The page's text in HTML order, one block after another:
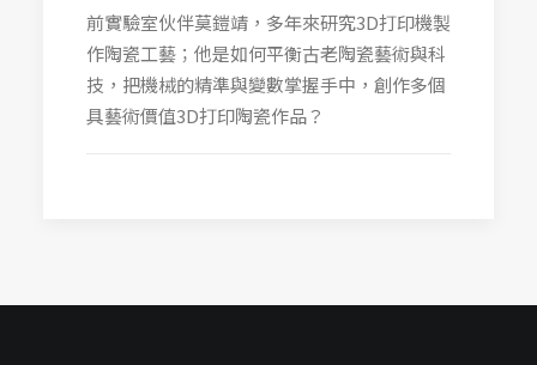
前實驗室伙伴莫鎧靖，多年來研究3D打印機製
作陶瓷工藝；他是如何平衡古老陶瓷藝術與科
技，把機械的精準與變數掌握手中，創作多個
具藝術價值3D打印陶瓷作品？